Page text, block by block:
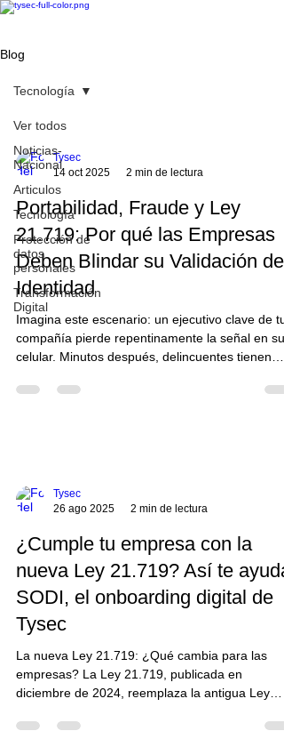
Blog
Ver todos
Noticias-
Nacional
Articulos
Tecnología
Protección de
datos
personales
Transformación
Digital
Tecnología
Tysec
14 oct 2025
2 min de lectura
Portabilidad, Fraude y Ley
21.719: Por qué las Empresas
Deben Blindar su Validación de
Identidad
Imagina este escenario: un ejecutivo clave de tu
compañía pierde repentinamente la señal en su
celular. Minutos después, delincuentes tienen
y portales internos de la empresa. En menos de
el mundo empresarial las consecuencias pueden
traducirse
Tysec
26 ago 2025
2 min de lectura
¿Cumple tu empresa con la
nueva Ley 21.719? Así te ayuda
SODI, el onboarding digital de
Tysec
La nueva Ley 21.719: ¿Qué cambia para las
empresas? La Ley 21.719, publicada en
diciembre de 2024, reemplaza la antigua Ley
Su impacto es enorme: impone nuevas